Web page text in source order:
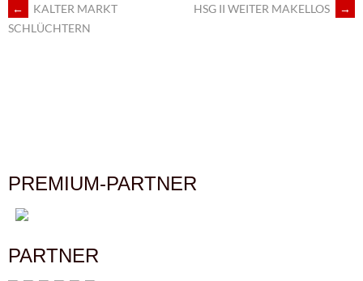
ARTIKEL-
←
KALTER MARKT
SCHLÜCHTERN
HSG II WEITER MAKELLOS →
PREMIUM-PARTNER
PARTNER